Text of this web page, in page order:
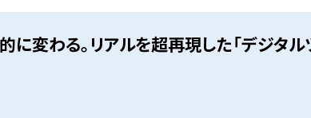
変わる。リアルを超再現した「デジタル